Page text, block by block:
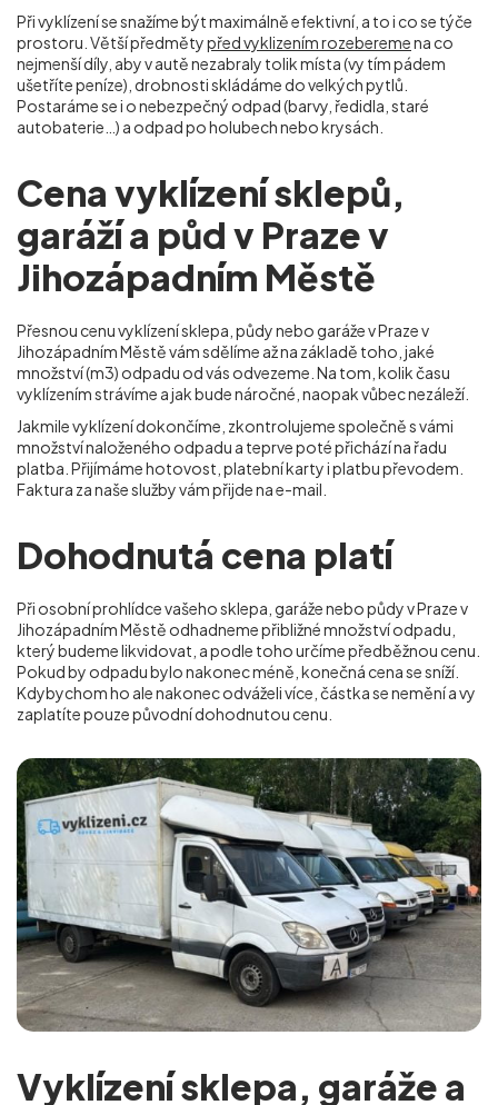
Při vyklízení se snažíme být maximálně efektivní, a to i co se týče
prostoru. Větší předmětypřed vyklizením rozeberemena co
nejmenší díly, aby v autě nezabraly tolik místa (vy tím pádem
ušetříte peníze), drobnosti skládáme do velkých pytlů.
Postaráme se i o nebezpečný odpad (barvy, ředidla, staré
autobaterie…) a odpad po holubech nebo krysách.
Cena vyklízení sklepů,
garáží a půd v Praze v
Jihozápadním Městě
Přesnou cenu vyklízení sklepa, půdy nebo garáže v Praze v
Jihozápadním Městěvám sdělíme až na základě toho, jaké
množství (m3) odpadu od vás odvezeme. Na tom, kolik času
vyklízením strávíme a jak bude náročné, naopak vůbec nezáleží.
Jakmile vyklízení dokončíme, zkontrolujeme společně s vámi
množství naloženého odpadu a teprve poté přichází na řadu
platba. Přijímáme hotovost, platební karty i platbu převodem.
Faktura za naše služby vám přijde na e-mail.
Dohodnutá cena platí
Při osobní prohlídce vašeho sklepa, garáže nebo půdy v Praze v
Jihozápadním Městě odhadneme přibližné množství odpadu,
který budeme likvidovat, a podle toho určíme předběžnou cenu.
Pokud by odpadu bylo nakonec méně, konečná cena se sníží.
Kdybychom ho ale nakonec odváželi více, částka se nemění a vy
zaplatíte pouze původní dohodnutou cenu.
Vyklízení sklepa, garáže a